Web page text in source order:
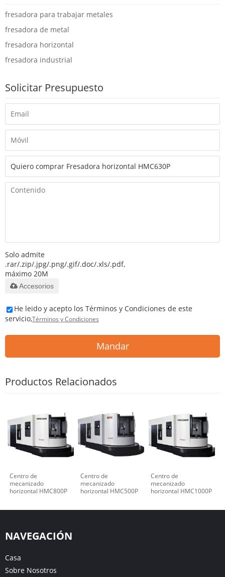
fresadora para trabajar metales
fresadora de metal
fresadora horizontal
fresadora industrial
Solicitar Presupuesto
Solo admite
.rar/.zip/.jpg/.png/.gif/.doc/.xls/.pdf,
máximo 20M
Accesorios
He leido y acepto los Términos y Condiciones de este
servicio,Términos y Condiciones
Mandar
Productos Relacionados
Centro de
mecanizado
horizontal HMC800P
Centro de
mecanizado
horizontal HMC500P
Centro de
mecanizado
horizontal HMC1000P
NAVEGACIÓN
Casa
Sobre Nosotros